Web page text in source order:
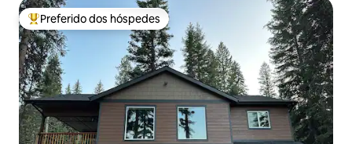
Entre os melhores preferidos dos hóspedes
Preferido dos hóspedes